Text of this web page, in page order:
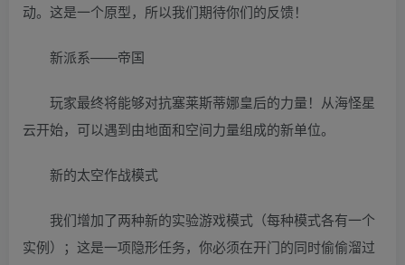
动。这是一个原型，所以我们期待你们的反馈！
新派系——帝国
玩家最终将能够对抗塞莱斯蒂娜皇后的力量！从海怪星
云开始，可以遇到由地面和空间力量组成的新单位。
新的太空作战模式
我们增加了两种新的实验游戏模式（每种模式各有一个
实例）；这是一项隐形任务，你必须在开门的同时偷偷溜过